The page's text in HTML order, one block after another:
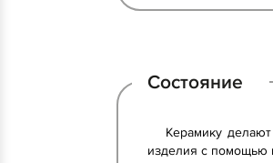
Состояние
Керамику
изделия с помощью